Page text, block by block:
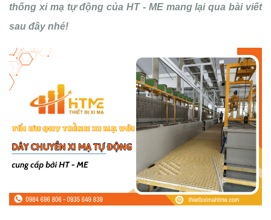
thống xi mạ tự động của HT - ME mang lại qua bài viết
sau đây nhé!